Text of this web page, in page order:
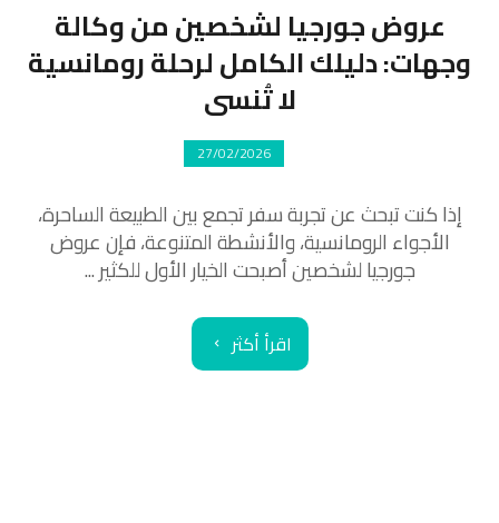
عروض جورجيا لشخصين من وكالة
وجهات: دليلك الكامل لرحلة رومانسية
لا تُنسى
27/02/2026
إذا كنت تبحث عن تجربة سفر تجمع بين الطبيعة الساحرة،
الأجواء الرومانسية، والأنشطة المتنوعة، فإن عروض
جورجيا لشخصين أصبحت الخيار الأول للكثير ...
اقرأ أكثر